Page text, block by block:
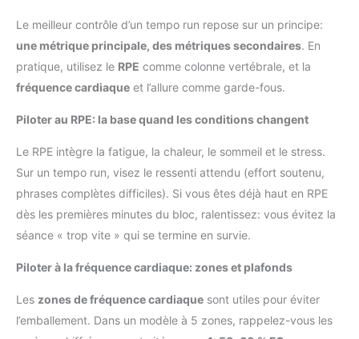
Le meilleur contrôle d’un tempo run repose sur un principe:
une métrique principale, des métriques secondaires. En
pratique, utilisez le RPE comme colonne vertébrale, et la
fréquence cardiaque et l’allure comme garde-fous.
Piloter au RPE: la base quand les conditions changent
Le RPE intègre la fatigue, la chaleur, le sommeil et le stress.
Sur un tempo run, visez le ressenti attendu (effort soutenu,
phrases complètes difficiles). Si vous êtes déjà haut en RPE
dès les premières minutes du bloc, ralentissez: vous évitez la
séance « trop vite » qui se termine en survie.
Piloter à la fréquence cardiaque: zones et plafonds
Les zones de fréquence cardiaque sont utiles pour éviter
l’emballement. Dans un modèle à 5 zones, rappelez-vous les